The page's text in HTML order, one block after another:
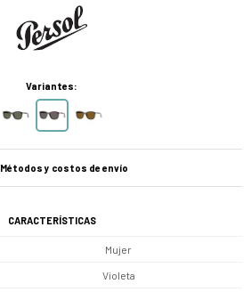
Variantes:
Métodos y costos de envío
CARACTERÍSTICAS
Mujer
Violeta